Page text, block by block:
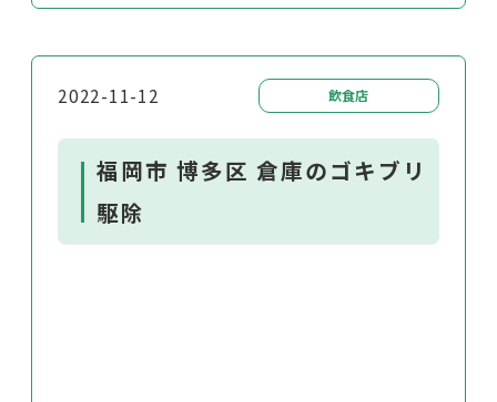
2022-11-12 飲食店
福岡市 博多区 倉庫のゴキブリ
駆除